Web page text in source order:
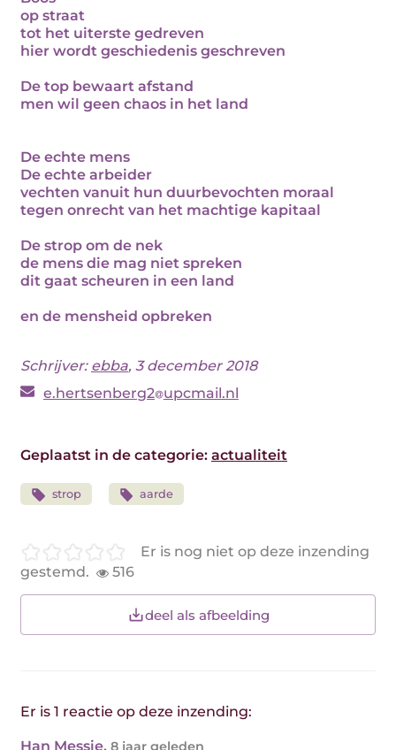
op straat
tot het uiterste gedreven
hier wordt geschiedenis geschreven
De top bewaart afstand
men wil geen chaos in het land
De echte mens
De echte arbeider
vechten vanuit hun duurbevochten moraal
tegen onrecht van het machtige kapitaal
De strop om de nek
de mens die mag niet spreken
dit gaat scheuren in een land
en de mensheid opbreken
Schrijver: ebba, 3 december 2018
e.hertsenberg2 upcmail.nl
Geplaatst in de categorie: actualiteit
strop aarde
Er is nog niet op deze inzending
gestemd.
516
deel als afbeelding
Er is 1 reactie op deze inzending:
Han Messie, 8 jaar geleden